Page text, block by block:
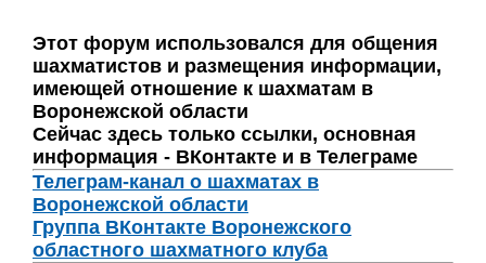
Этот форум использовался для общения
шахматистов и размещения информации,
имеющей отношение к шахматам в
Воронежской области
Сейчас здесь только ссылки, основная
информация - ВКонтакте и в Телеграме
Телеграм-канал о шахматах в
Воронежской области
Группа ВКонтакте Воронежского
областного шахматного клуба